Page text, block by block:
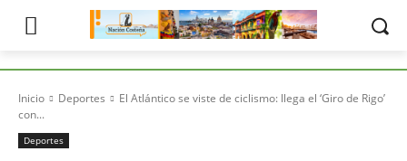
Inicio Deportes
El Atlántico se viste de ciclismo: llega el ‘Giro de Rigo’
con...
Deportes